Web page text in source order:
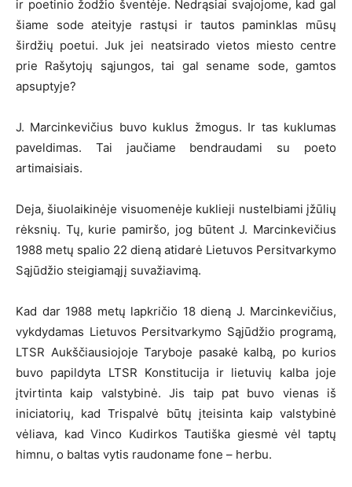
ir poetinio žodžio šventėje. Nedrąsiai svajojome, kad gal
šiame sode ateityje rastųsi ir tautos paminklas mūsų
širdžių poetui. Juk jei neatsirado vietos miesto centre
prie Rašytojų sąjungos, tai gal sename sode, gamtos
apsuptyje?
J. Marcinkevičius buvo kuklus žmogus. Ir tas kuklumas
paveldimas. Tai jaučiame bendraudami su poeto
artimaisiais.
Deja, šiuolaikinėje visuomenėje kuklieji nustelbiami įžūlių
rėksnių. Tų, kurie pamiršo, jog būtent J. Marcinkevičius
1988 metų spalio 22 dieną atidarė Lietuvos Persitvarkymo
Sąjūdžio steigiamąjį suvažiavimą.
Kad dar 1988 metų lapkričio 18 dieną J. Marcinkevičius,
vykdydamas Lietuvos Persitvarkymo Sąjūdžio programą,
LTSR Aukščiausiojoje Taryboje pasakė kalbą, po kurios
buvo papildyta LTSR Konstitucija ir lietuvių kalba joje
įtvirtinta kaip valstybinė. Jis taip pat buvo vienas iš
iniciatorių, kad Trispalvė būtų įteisinta kaip valstybinė
vėliava, kad Vinco Kudirkos Tautiška giesmė vėl taptų
himnu, o baltas vytis raudoname fone – herbu.